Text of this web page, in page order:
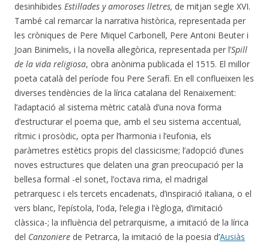
desinhibides Estil·lades y amoroses lletres, de mitjan segle XVI.
També cal remarcar la narrativa històrica, representada per
les cròniques de Pere Miquel Carbonell, Pere Antoni Beuter i
Joan Binimelis, i la novel·la al·legòrica, representada per l’Spill
de la vida religiosa, obra anònima publicada el 1515. El millor
poeta català del període fou Pere Serafí. En ell conflueixen les
diverses tendències de la lírica catalana del Renaixement:
l’adaptació al sistema mètric català d’una nova forma
d’estructurar el poema que, amb el seu sistema accentual,
rítmic i prosòdic, opta per l’harmonia i l’eufonia, els
paràmetres estètics propis del classicisme; l’adopció d’unes
noves estructures que delaten una gran preocupació per la
bellesa formal -el sonet, l’octava rima, el madrigal
petrarquesc i els tercets encadenats, d’inspiració italiana, o el
vers blanc, l’epístola, l’oda, l’elegia i l’ègloga, d’imitació
clàssica-; la influència del petrarquisme, a imitació de la lírica
del Canzoniere de Petrarca, la imitació de la poesia d’Ausiàs